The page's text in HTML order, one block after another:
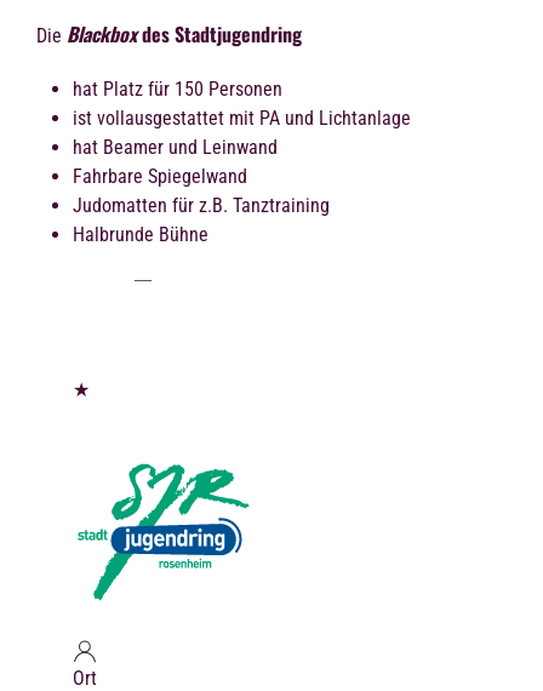
Die Blackboxdes Stadtjugendring
hat Platz für 150 Personen
ist vollausgestattet mit PA und Lichtanlage
hat Beamer und Leinwand
Fahrbare Spiegelwand
Judomatten für z.B. Tanztraining
Halbrunde Bühne
★
Ort